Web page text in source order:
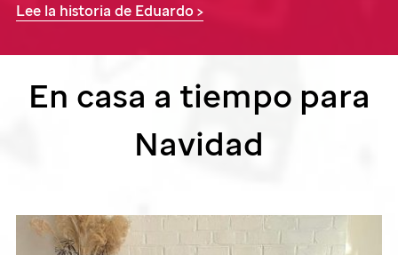
Lee la historia de Eduardo >
En casa a tiempo para
Navidad